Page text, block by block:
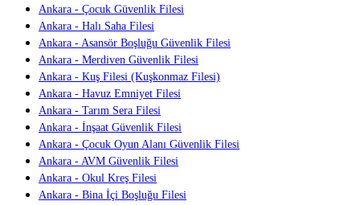
Ankara - Çocuk Güvenlik Filesi
Ankara - Halı Saha Filesi
Ankara - Asansör Boşluğu Güvenlik Filesi
Ankara - Merdiven Güvenlik Filesi
Ankara - Kuş Filesi (Kuşkonmaz Filesi)
Ankara - Havuz Emniyet Filesi
Ankara - Tarım Sera Filesi
Ankara - İnşaat Güvenlik Filesi
Ankara - Çocuk Oyun Alanı Güvenlik Filesi
Ankara - AVM Güvenlik Filesi
Ankara - Okul Kreş Filesi
Ankara - Bina İçi Boşluğu Filesi